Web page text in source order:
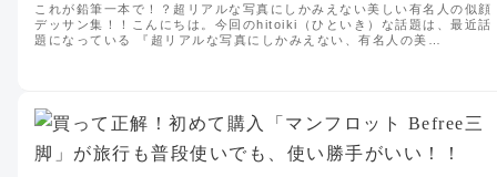
これが鉛筆一本で！？超リアルな写真にしかみえない美しい有名人の似顔
デッサン集！！こんにちは。今回のhitoiki（ひといき）な話題は、最近話
題になっている 『超リアルな写真にしかみえない、有名人の美…